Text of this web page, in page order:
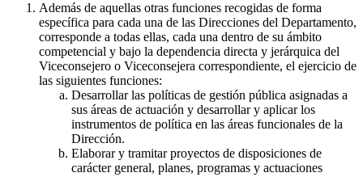
Además de aquellas otras funciones recogidas de forma
específica para cada una de las Direcciones del Departamento,
corresponde a todas ellas, cada una dentro de su ámbito
competencial y bajo la dependencia directa y jerárquica del
Viceconsejero o Viceconsejera correspondiente, el ejercicio de
las siguientes funciones:
Desarrollar las políticas de gestión pública asignadas a
sus áreas de actuación y desarrollar y aplicar los
instrumentos de política en las áreas funcionales de la
Dirección.
Elaborar y tramitar proyectos de disposiciones de
carácter general, planes, programas y actuaciones